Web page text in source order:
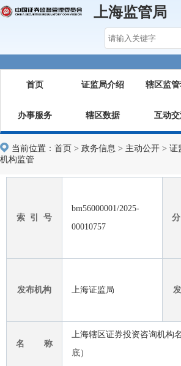
上海监管局
首页 证监局介绍 辖区监
办事服务 辖区数据 互动
当前位置： 首页 > 政务信息 > 主动公开 > 证
机构监管
索 引 号
bm56000001/2025-
00010757
发布机构 上海证监局
名 称
上海辖区证券投资咨询机构
底）